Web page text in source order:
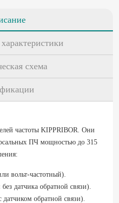
схема
частоты KIPPRIBOR. Они
ПЧ мощностью до 315
вольт-частотный).
датчика обратной связи).
обратной связи).